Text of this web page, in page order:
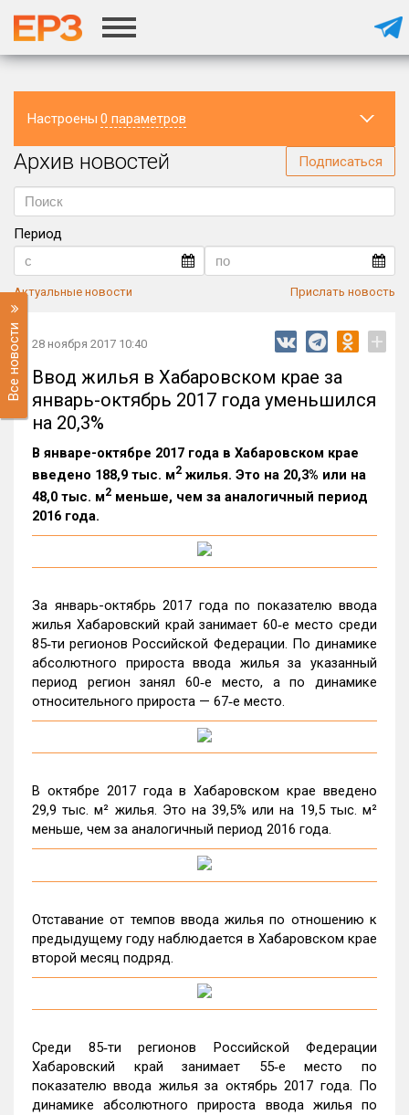
Настроены 0 параметров
Регион
Архив новостей Подписаться
Период
Актуальные новости Прислать новость
Все новости 28 ноября 2017 10:40 +
Ввод жилья в Хабаровском крае за
январь-октябрь 2017 года уменьшился
на 20,3%
В январе-октябре 2017 года в Хабаровском крае
введено 188,9 тыс. м2 жилья. Это на 20,3% или на
48,0 тыс. м2 меньше, чем за аналогичный период
2016 года.
За январь-октябрь 2017 года по показателю ввода
жилья Хабаровский край занимает 60‑е место среди
85‑ти регионов Российской Федерации. По динамике
абсолютного прироста ввода жилья за указанный
период регион занял 60‑е место, а по динамике
относительного прироста — 67‑е место.
В октябре 2017 года в Хабаровском крае введено
29,9 тыс. м² жилья. Это на 39,5% или на 19,5 тыс. м²
меньше, чем за аналогичный период 2016 года.
Отставание от темпов ввода жилья по отношению к
предыдущему году наблюдается в Хабаровском крае
второй месяц подряд.
Среди 85‑ти регионов Российской Федерации
Хабаровский край занимает 55‑е место по
показателю ввода жилья за октябрь 2017 года. По
динамике абсолютного прироста ввода жилья по